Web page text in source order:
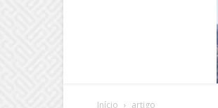
Início artigo